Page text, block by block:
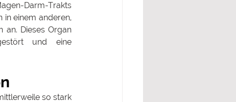
Darm-Trakts
in einem anderen,
an. Dieses Organ
und eine
so stark